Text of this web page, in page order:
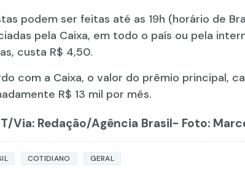
podem ser feitas até as 19h (horário de
pela Caixa, em todo o país ou pela
custa R$ 4,50.
com a Caixa, o valor do prêmio principal,
R$ 13 mil por mês.
/Via: Redação/Agência Brasil- Foto:
COTIDIANO GERAL